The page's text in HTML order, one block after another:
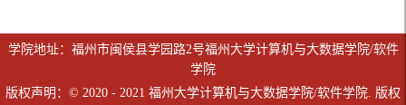
学院地址：福州市闽侯县学园路2号福州大学计算机与大数据学院/软件
学院
版权声明：© 2020 - 2021 福州大学计算机与大数据学院/软件学院. 版权